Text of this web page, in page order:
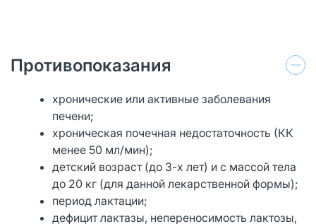
Противопоказания
хронические или активные заболевания
печени;
хроническая почечная недостаточность (КК
менее 50 мл/мин);
детский возраст (до 3-х лет) и с массой тела
до 20 кг (для данной лекарственной формы);
период лактации;
дефицит лактазы, непереносимость лактозы,